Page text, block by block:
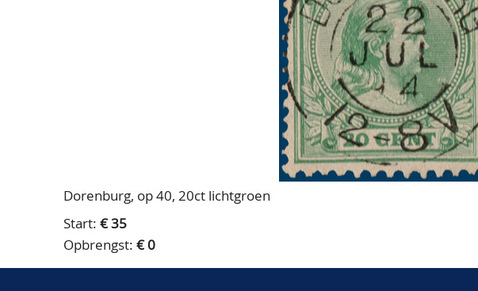
Dorenburg, op 40, 20ct lichtgroen
Start: € 35
Opbrengst: € 0